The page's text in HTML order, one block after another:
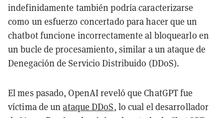
indefinidamente también podría caracterizarse
como un esfuerzo concertado para hacer que un
chatbot funcione incorrectamente al bloquearlo en
un bucle de procesamiento, similar a un ataque de
Denegación de Servicio Distribuido (DDoS).
El mes pasado, OpenAI reveló que ChatGPT fue
víctima de unataque DDoS, lo cual el desarrollador